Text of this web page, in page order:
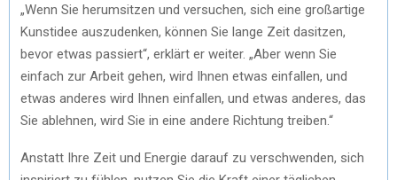
„Wenn Sie herumsitzen und versuchen, sich eine großartige
Kunstidee auszudenken, können Sie lange Zeit dasitzen,
bevor etwas passiert“, erklärt er weiter. „Aber wenn Sie
einfach zur Arbeit gehen, wird Ihnen etwas einfallen, und
etwas anderes wird Ihnen einfallen, und etwas anderes, das
Sie ablehnen, wird Sie in eine andere Richtung treiben.“
Anstatt Ihre Zeit und Energie darauf zu verschwenden, sich